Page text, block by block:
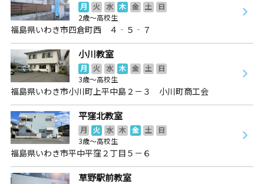
月 火 水 木 金 土
日
2歳～高校生
福島県いわき市四倉町西 ４‐５‐７
小川教室
月 火 水 木 金 土
日
3歳～高校生
福島県いわき市小川町上平中島２－３ 小川町商工会
平窪北教室
月 火 水 木 金 土
日
3歳～高校生
福島県いわき市平中平窪２丁目５－６
草野駅前教室